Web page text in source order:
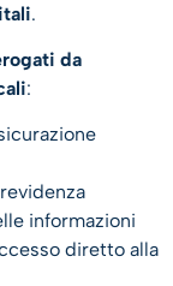
.
da
:
informazioni
diretto alla